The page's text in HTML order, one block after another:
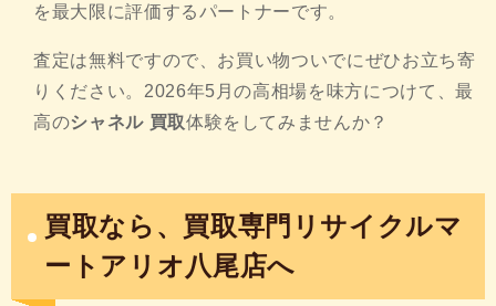
を最大限に評価するパートナーです。
査定は無料ですので、お買い物ついでにぜひお立ち寄
りください。2026年5月の高相場を味方につけて、最
高のシャネル 買取体験をしてみませんか？
買取なら、買取専門リサイクルマ
ートアリオ八尾店へ